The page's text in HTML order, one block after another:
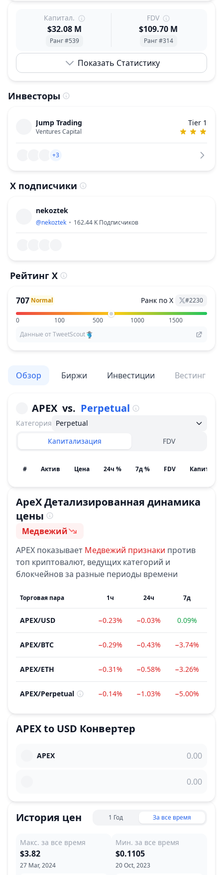
Капитал.
$32.08 M
Ранг #539
FDV
$109.70 M
Ранг #314
Показать Статистику
Инвесторы
Jump Trading
Ventures Capital
Tier 1
+3
X подписчики
nekoztek
@nekoztek 162.44 K Подписчиков
Рейтинг X
707 Normal Ранк по X #2230
0 100 500 1000
1500
Данные от TweetScout
Обзор Биржи Инвестиции Вестинг
APEX vs. Perpetual
Категория Perpetual
Капитализация
FDV
# Актив Цена 24ч % 7д % FDV
ApeXДетализированная динамика
цены
Настроение
Медвежий
APEX показывает Медвежий признаки против
топ криптовалют, ведущих категорий и
блокчейнов за разные периоды времени
Торговая пара 1ч 24ч 7д
APEX/USD −0.23% −0.03% 0.09%
APEX/BTC −0.29% −0.43% −3.74%
APEX/ETH −0.31% −0.58% −3.26%
APEX/Perpetual −0.14% −1.03% −5.00%
APEXto USD Конвертер
APEX
История цен 1 Год За все время
Макс. за все время
27 Mar, 2024
$3.82
Мин. за все время
20 Oct, 2023
$0.1105